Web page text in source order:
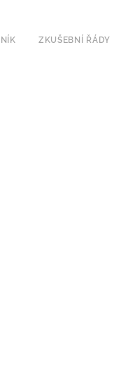
ZKUŠEBNÍ ŘÁDY